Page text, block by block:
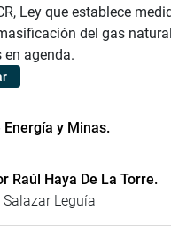
Ley que establece
del gas
en agenda.
Energía y Minas.
Raúl Haya De La Torre.
Leguía